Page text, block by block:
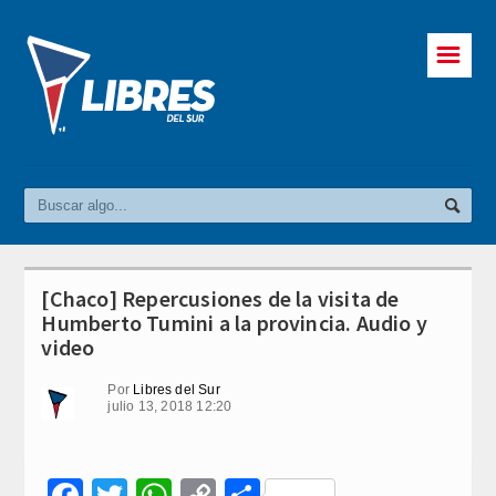
☰
[Chaco] Repercusiones de la visita de
Humberto Tumini a la provincia. Audio y
video
Por Libres del Sur
julio 13, 2018 12:20